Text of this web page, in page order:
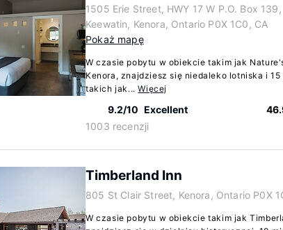
1505 Erie Street, HWY 17 W P.O. Box 139,
Keewatin, Kenora, Ontario P0X 1C0, CA
Pokaż mapę
W czasie pobytu w obiekcie takim jak
Kenora, znajdziesz się niedaleko lotniska i
takich jak...Więcej
9.2/10 Excellent
1003 recenzji
Timberland Inn
805 St Clair Street, Kenora, Ontario P0X
W czasie pobytu w obiekcie takim jak